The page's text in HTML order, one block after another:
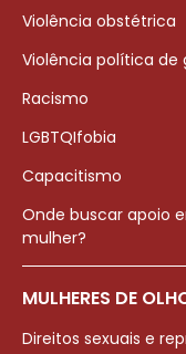
Violência obstétrica
Violência política de
Racismo
LGBTQIfobia
Capacitismo
Onde buscar apoio
mulher?
MULHERES DE
Direitos sexuais e